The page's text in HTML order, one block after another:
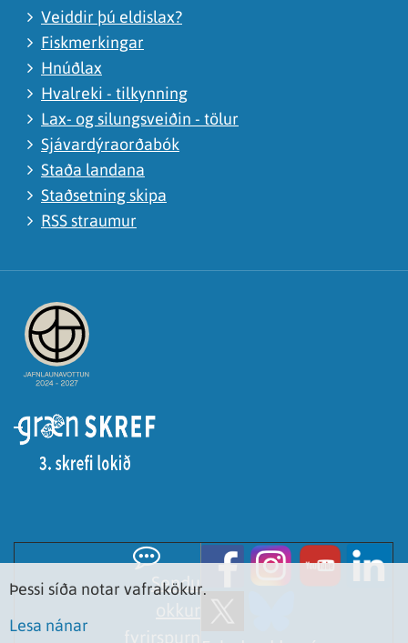
Veiddir þú eldislax?
Fiskmerkingar
Hnúðlax
Hvalreki - tilkynning
Lax- og silungsveiðin - tölur
Sjávardýraorðabók
Staða landana
Staðsetning skipa
RSS straumur
Sendu
Þessi síða notar vafrakökur.
Lesa nánar